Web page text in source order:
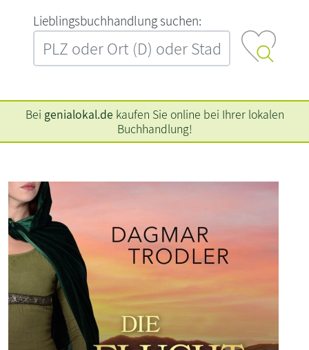
L‍i‍e‍b‍l‍i‍n‍g‍s‍b‍u‍c‍h‍h‍a‍n‍d‍l‍u‍n‍g‍ ‍s‍u‍c‍h‍e‍n‍:‍
Bei genialokal.de kaufen Sie online bei Ihrer lokalen
Buchhandlung!